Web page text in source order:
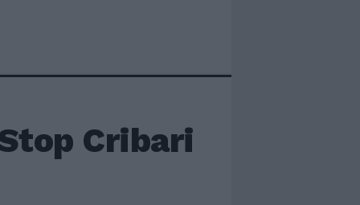
Cribari